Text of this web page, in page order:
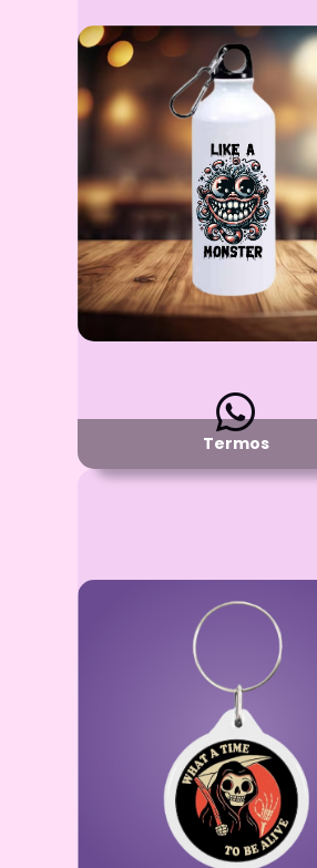
Termos
Id: 2771
Termos o
Laser - DTF UV y/o Sublimación
personalizarlos con tus fotos o
favoritos
Detalle:
Tamaño 7 cm de Diámetro x 19
- con gancho
Material:
Botella de aluminio alto
Disponibilidad:
Pregunta por Disponibilidad -
LLaveros Acrílicos
Proceso:
Sublimación a full color 5 x
Detalle:
Impresion por Ambos Lados
Bolsillo o Usar como
Material:
Transparentes
Disponibilidad:
Pregunta por Colores